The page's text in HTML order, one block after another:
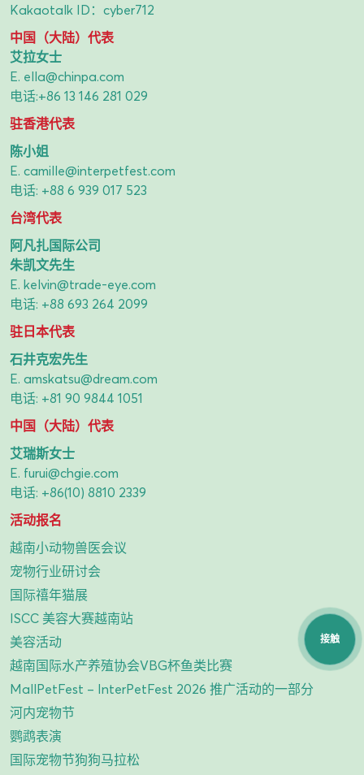
Kakaotalk ID：cyber712
中国（大陆）代表
艾拉女士
E. ella@chinpa.com
电话:+86 13 146 281 029
驻香港代表
陈小姐
E. camille@interpetfest.com
电话: +88 6 939 017 523
台湾代表
阿凡扎国际公司
朱凯文先生
E. kelvin@trade-eye.com
电话: +88 693 264 2099
驻日本代表
石井克宏先生
E. amskatsu@dream.com
电话: +81 90 9844 1051
中国（大陆）代表
艾瑞斯女士
E. furui@chgie.com
电话: +86(10) 8810 2339
活动报名
越南小动物兽医会议
宠物行业研讨会
国际禧年猫展
ISCC 美容大赛越南站
美容活动
越南国际水产养殖协会VBG杯鱼类比赛
MallPetFest – InterPetFest 2026 推广活动的一部分
河内宠物节
鹦鹉表演
国际宠物节狗狗马拉松
接触